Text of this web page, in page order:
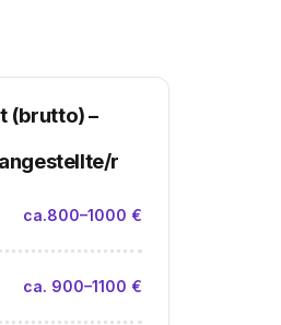
(brutto)–
r
ca.800–1000 €
ca. 900–1100 €